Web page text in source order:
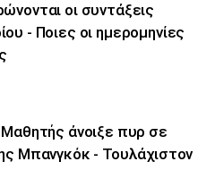
οι συντάξεις
- Ποιες οι ημερομηνίες
άνοιξε πυρ σε
Μπανγκόκ - Τουλάχιστον